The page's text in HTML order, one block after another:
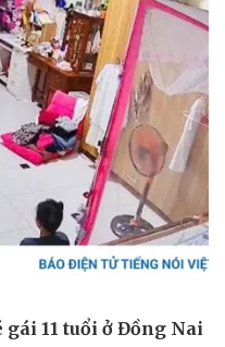
Quân sự - Quốc phòng
Vũ khí
Việt Nam
Phân tích